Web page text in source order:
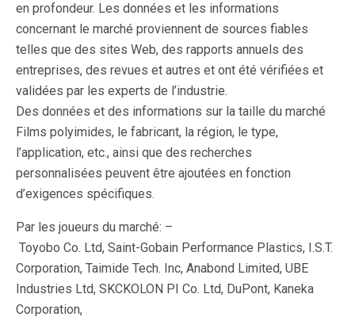
en profondeur. Les données et les informations
concernant le marché proviennent de sources fiables
telles que des sites Web, des rapports annuels des
entreprises, des revues et autres et ont été vérifiées et
validées par les experts de l’industrie.
Des données et des informations sur la taille du marché
Films polyimides, le fabricant, la région, le type,
l’application, etc., ainsi que des recherches
personnalisées peuvent être ajoutées en fonction
d’exigences spécifiques.
Par les joueurs du marché: –
Toyobo Co. Ltd, Saint-Gobain Performance Plastics, I.S.T.
Corporation, Taimide Tech. Inc, Anabond Limited, UBE
Industries Ltd, SKCKOLON PI Co. Ltd, DuPont, Kaneka
Corporation,